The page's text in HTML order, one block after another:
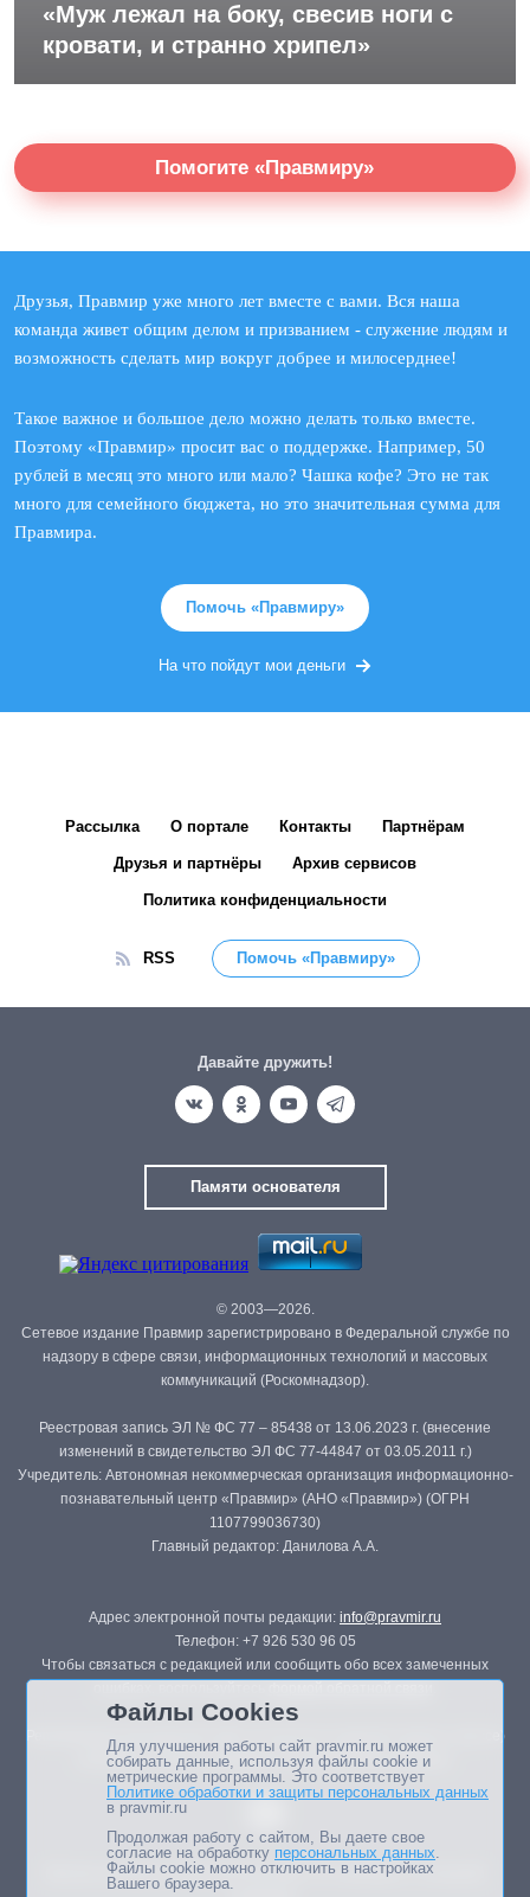
«Муж лежал на боку, свесив ноги с
кровати, и странно хрипел»
Помогите «Правмиру»
Друзья, Правмир уже много лет вместе с вами. Вся наша
команда живет общим делом и призванием - служение людям и
возможность сделать мир вокруг добрее и милосерднее!
Такое важное и большое дело можно делать только вместе.
Поэтому «Правмир» просит вас о поддержке. Например, 50
рублей в месяц это много или мало? Чашка кофе? Это не так
много для семейного бюджета, но это значительная сумма для
Правмира.
Помочь «Правмиру»
На что пойдут мои деньги
Рассылка О портале Контакты Партнёрам
Друзья и партнёры Архив сервисов
Политика конфиденциальности
RSS Помочь «Правмиру»
Давайте дружить!
Памяти основателя
© 2003—2026.
Сетевое издание Правмир зарегистрировано в Федеральной службе по
надзору в сфере связи, информационных технологий и массовых
коммуникаций (Роскомнадзор).
Реестровая запись ЭЛ № ФС 77 – 85438 от 13.06.2023 г. (внесение
изменений в свидетельство ЭЛ ФС 77-44847 от 03.05.2011 г.)
Учредитель: Автономная некоммерческая организация информационно-
познавательный центр «Правмир» (АНО «Правмир») (ОГРН
1107799036730)
Главный редактор: Данилова А.А.
Адрес электронной почты редакции: info@pravmir.ru
Телефон: +7 926 530 96 05
Чтобы связаться с редакцией или сообщить обо всех замеченных
Републикация материалов сайта в печатных изданиях (книгах, прессе)
возможна только с письменного разрешения редакции.
Мнение авторов статей портала может не совпадать с позицией
Файлы Cookies
Для улучшения работы сайт pravmir.ru может
собирать данные, используя файлы cookie и
метрические программы. Это соответствует
Политике обработки и защиты персональных данных
в pravmir.ru
Продолжая работу с сайтом, Вы даете свое
согласие на обработку персональных данных.
Файлы cookie можно отключить в настройках
Вашего браузера.